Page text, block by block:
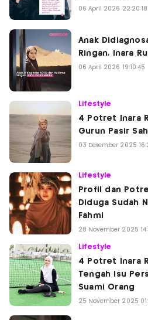
06 April 2026 22:20:18
Anak
Ringan, Inara
06 April 2026 19:10:45
Lifestyle
4 Potret Inara
Gurun Pasir
03 Desember 2025
Lifestyle
Profil dan
Diduga Sudah
Fahmi
28 November 2025
Lifestyle
4 Potret Inara
Tengah Isu
Suami Orang
25 November 2025